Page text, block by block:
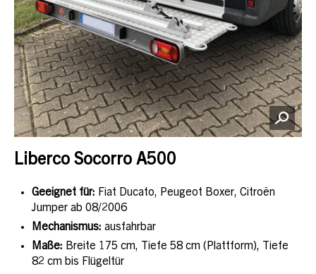
Liberco Socorro A500
Geeignet für: Fiat Ducato, Peugeot Boxer, Citroën
Jumper ab 08/2006
Mechanismus: ausfahrbar
Maße: Breite 175 cm, Tiefe 58 cm (Plattform), Tiefe
82 cm bis Flügeltür